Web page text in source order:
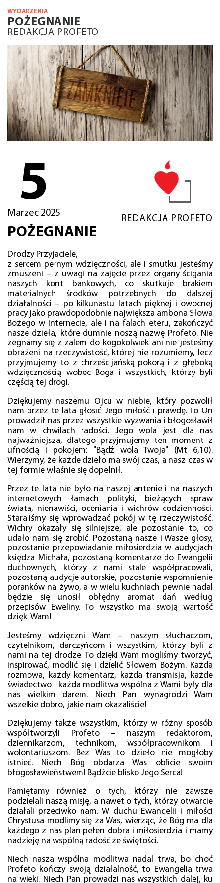
WYDARZENIA
POŻEGNANIE
REDAKCJA PROFETO
5
Marzec 2025
REDAKCJA PROFETO
POŻEGNANIE
Drodzy Przyjaciele,
z sercem pełnym wdzięczności, ale i smutku jesteśmy
zmuszeni – z uwagi na zajęcie przez organy ścigania
naszych kont bankowych, co skutkuje brakiem
materialnych środków potrzebnych do dalszej
działalności – po kilkunastu latach pięknej i owocnej
pracy jako prawdopodobnie największa ambona Słowa
Bożego w Internecie, ale i na falach eteru, zakończyć
nasze dzieła, które dumnie noszą nazwę Profeto. Nie
żegnamy się z żalem do kogokolwiek ani nie jesteśmy
obrażeni na rzeczywistość, której nie rozumiemy, lecz
przyjmujemy to z chrześcijańską pokorą i z głęboką
wdzięcznością wobec Boga i wszystkich, którzy byli
częścią tej drogi.
Dziękujemy naszemu Ojcu w niebie, który pozwolił
nam przez te lata głosić Jego miłość i prawdę. To On
prowadził nas przez wszystkie wyzwania i błogosławił
nam w chwilach radości. Jego wola jest dla nas
najważniejsza, dlatego przyjmujemy ten moment z
ufnością i pokojem: "Bądź wola Twoja" (Mt 6,10).
Wierzymy, że każde dzieło ma swój czas, a nasz czas w
tej formie właśnie się dopełnił.
Przez te lata nie było na naszej antenie i na naszych
internetowych łamach polityki, bieżących spraw
świata, nienawiści, oceniania i wichrów codzienności.
Staraliśmy się wprowadzać pokój w tę rzeczywistość.
Wichry okazały się silniejsze, ale pozostanie to, co
udało nam się zrobić. Pozostaną nasze i Wasze głosy,
pozostanie przepowiadanie miłosierdzia w audycjach
księdza Michała, pozostaną komentarze do Ewangelii
duchownych, którzy z nami stale współpracowali,
pozostaną audycje autorskie, pozostanie wspomnienie
poranków na żywo, a w wielu kuchniach pewnie nadal
będzie się unosił obłędny aromat dań według
przepisów Eweliny. To wszystko ma swoją wartość
dzięki Wam!
Jesteśmy wdzięczni Wam – naszym słuchaczom,
czytelnikom, darczyńcom i wszystkim, którzy byli z
nami na tej drodze. To dzięki Wam mogliśmy tworzyć,
inspirować, modlić się i dzielić Słowem Bożym. Każda
rozmowa, każdy komentarz, każda transmisja, każde
świadectwo i każda modlitwa wspólna z Wami były dla
nas wielkim darem. Niech Pan wynagrodzi Wam
wszelkie dobro, jakie nam okazaliście!
Dziękujemy także wszystkim, którzy w różny sposób
współtworzyli Profeto – naszym redaktorom,
dziennikarzom, technikom, współpracownikom i
wolontariuszom. Bez Was to dzieło nie mogłoby
istnieć. Niech Bóg obdarza Was obficie swoim
błogosławieństwem! Bądźcie blisko Jego Serca!
Pamiętamy również o tych, którzy nie zawsze
podzielali naszą misję, a nawet o tych, którzy otwarcie
działali przeciwko nam. W duchu Ewangelii i miłości
Chrystusa modlimy się za Was, wierząc, że Bóg ma dla
każdego z nas plan pełen dobra i miłosierdzia i mamy
nadzieję na wspólną radość ze świętości.
Niech nasza wspólna modlitwa nadal trwa, bo choć
Profeto kończy swoją działalność, to Ewangelia trwa
na wieki. Niech Pan prowadzi nas wszystkich dalej, ku